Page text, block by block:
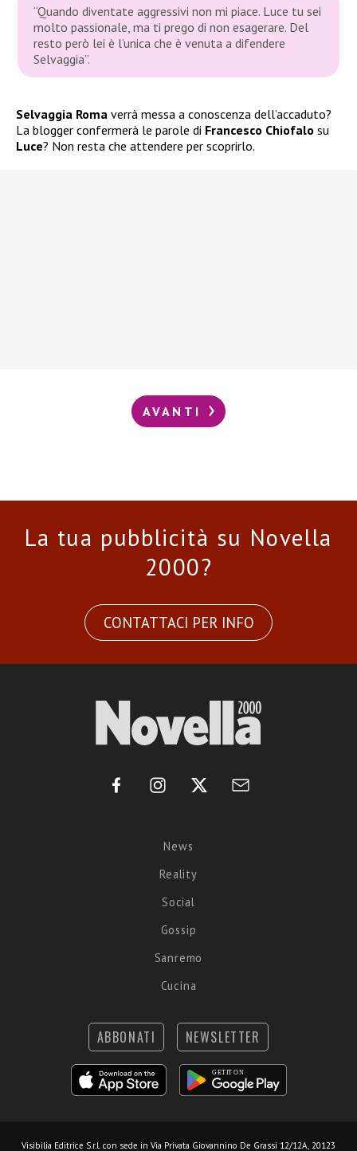
“Quando diventate aggressivi non mi piace. Luce tu sei
molto passionale, ma ti prego di non esagerare. Del
resto però lei è l’unica che è venuta a difendere
Selvaggia”.
Selvaggia Roma verrà messa a conoscenza dell’accaduto?
La blogger confermerà le parole di Francesco Chiofalo su
Luce? Non resta che attendere per scoprirlo.
AVANTI
La tua pubblicità su Novella
2000?
CONTATTACI PER INFO
News
Reality
Social
Gossip
Sanremo
Cucina
ABBONATI NEWSLETTER
Visibilia Editrice S.r.l. con sede in Via Privata Giovannino De Grassi 12/12A, 20123